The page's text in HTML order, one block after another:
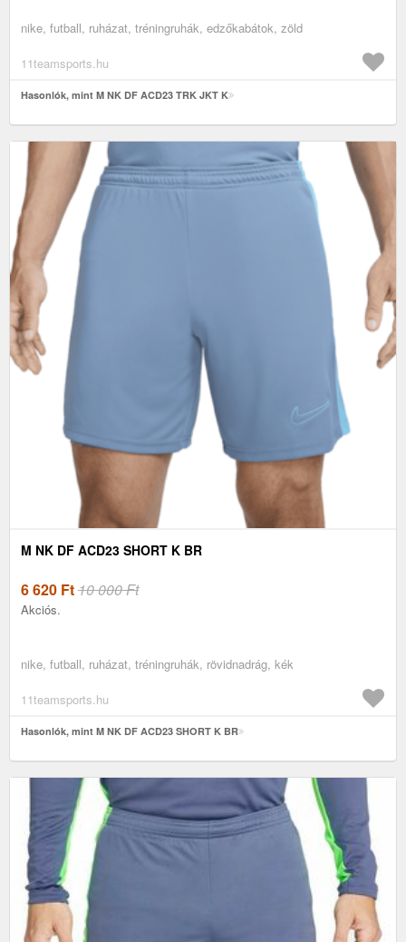
nike, futball, ruházat, tréningruhák, edzőkabátok, zöld
11teamsports.hu
Hasonlók, mint M NK DF ACD23 TRK JKT K
M NK DF ACD23 SHORT K BR
6 620 Ft10 000 Ft
Akciós.
nike, futball, ruházat, tréningruhák, rövidnadrág, kék
11teamsports.hu
Hasonlók, mint M NK DF ACD23 SHORT K BR